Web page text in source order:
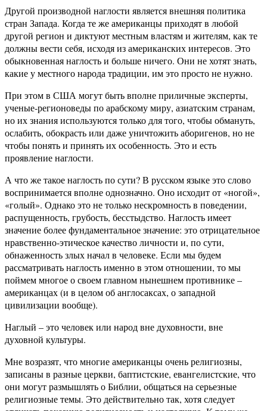
Другой производной наглости является внешняя политика
стран Запада. Когда те же американцы приходят в любой
другой регион и диктуют местным властям и жителям, как те
должны вести себя, исходя из американских интересов. Это
обыкновенная наглость и больше ничего. Они не хотят знать,
какие у местного народа традиции, им это просто не нужно.
При этом в США могут быть вполне приличные эксперты,
ученые-регионоведы по арабскому миру, азиатским странам,
но их знания используются только для того, чтобы обмануть,
ослабить, обокрасть или даже уничтожить аборигенов, но не
чтобы понять и принять их особенность. Это и есть
проявление наглости.
А что же такое наглость по сути? В русском языке это слово
воспринимается вполне однозначно. Оно исходит от «ногой»,
«голый». Однако это не только нескромность в поведении,
распущенность, грубость, бесстыдство. Наглость имеет
значение более фундаментальное значение: это отрицательное
нравственно-этическое качество личности и, по сути,
обнаженность злых начал в человеке. Если мы будем
рассматривать наглость именно в этом отношении, то мы
поймем многое о своем главном нынешнем противнике –
американцах (и в целом об англосаксах, о западной
цивилизации вообще).
Наглый – это человек или народ вне духовности, вне
духовной культуры.
Мне возразят, что многие американцы очень религиозны,
записаны в разные церкви, баптистские, евангелистские, что
они могут размышлять о Библии, общаться на серьезные
религиозные темы. Это действительно так, хотя следует